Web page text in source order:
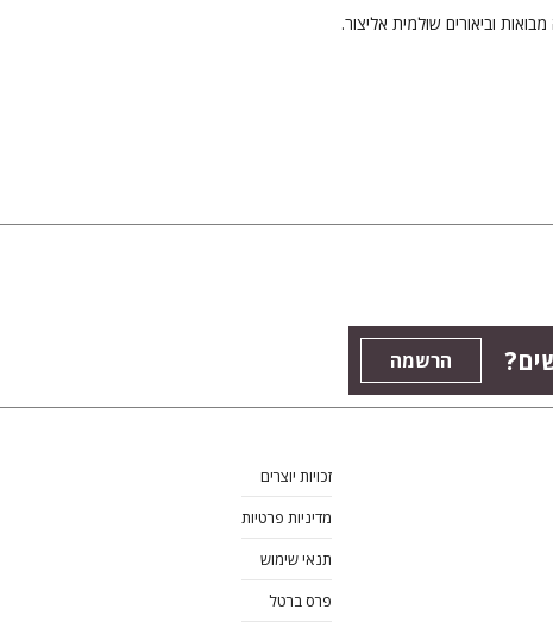
וביאורים שולמית אליצור.
הרשמה
זכויות יוצרים
מדיניות פרטיות
תנאי שימוש
פרס ברטל